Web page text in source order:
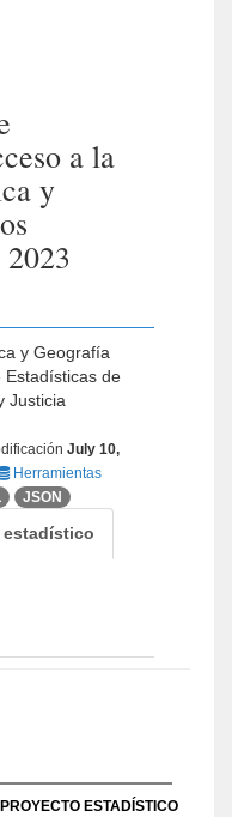
a la
y
y Geografía
Estadísticas de
Justicia
July 10,
Herramientas
JSON
ESTADÍSTICO